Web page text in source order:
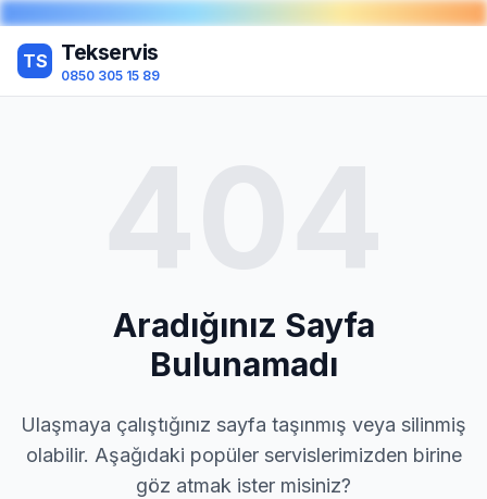
TS Tekservis
0850 305 15 89
Aradığınız Sayfa
Bulunamadı
Ulaşmaya çalıştığınız sayfa taşınmış veya silinmiş
olabilir. Aşağıdaki popüler servislerimizden birine
göz atmak ister misiniz?